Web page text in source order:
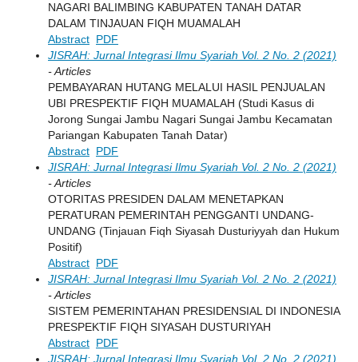
NAGARI BALIMBING KABUPATEN TANAH DATAR
DALAM TINJAUAN FIQH MUAMALAH
Abstract PDF
JISRAH: Jurnal Integrasi Ilmu Syariah Vol. 2 No. 2 (2021)
- Articles
PEMBAYARAN HUTANG MELALUI HASIL PENJUALAN
UBI PRESPEKTIF FIQH MUAMALAH (Studi Kasus di
Jorong Sungai Jambu Nagari Sungai Jambu Kecamatan
Pariangan Kabupaten Tanah Datar)
Abstract PDF
JISRAH: Jurnal Integrasi Ilmu Syariah Vol. 2 No. 2 (2021)
- Articles
OTORITAS PRESIDEN DALAM MENETAPKAN
PERATURAN PEMERINTAH PENGGANTI UNDANG-
UNDANG (Tinjauan Fiqh Siyasah Dusturiyyah dan Hukum
Positif)
Abstract PDF
JISRAH: Jurnal Integrasi Ilmu Syariah Vol. 2 No. 2 (2021)
- Articles
SISTEM PEMERINTAHAN PRESIDENSIAL DI INDONESIA
PRESPEKTIF FIQH SIYASAH DUSTURIYAH
Abstract PDF
JISRAH: Jurnal Integrasi Ilmu Syariah Vol. 2 No. 2 (2021)